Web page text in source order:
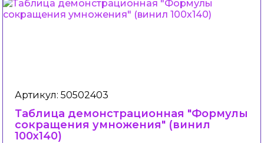
Артикул: 50502403
Таблица демонстрационная "Формулы
сокращения умножения" (винил
100х140)